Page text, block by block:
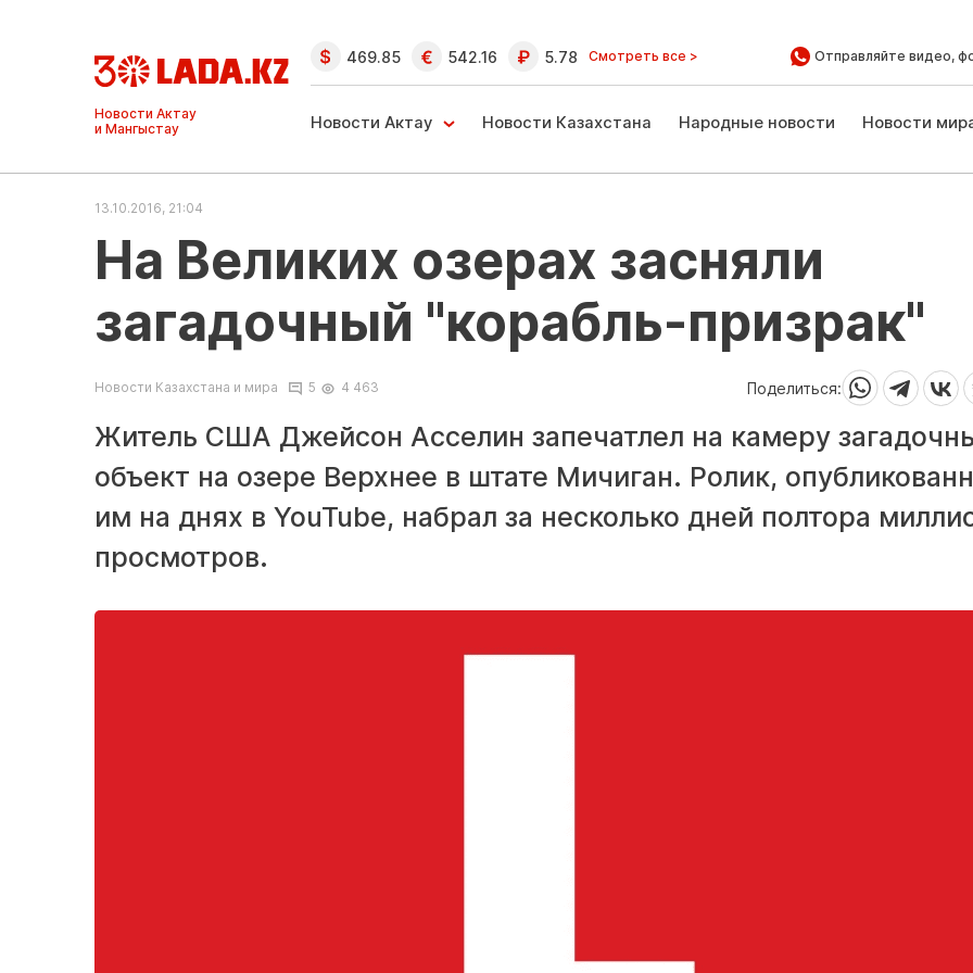
Ақтау және
Манғыстау
жаңалықтары
469.85 542.16 5.78 Смотреть все > Отправляйте видео,
Новости Актау Новости Казахстана Народные новости Новости
13.10.2016, 21:04
На Великих озерах засняли
загадочный "корабль-призрак"
Новости Казахстана и мира 5 4 463 Поделиться:
Житель США Джейсон Асселин запечатлел на камеру
объект на озере Верхнее в штате Мичиган. Ролик,
им на днях в YouTube, набрал за несколько дней полтора
просмотров.